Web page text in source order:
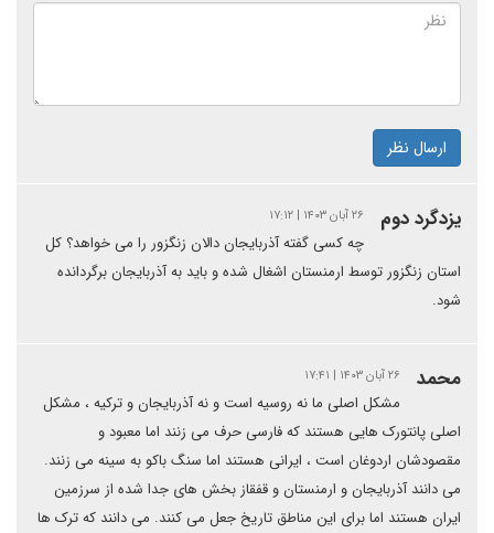
ارسال نظر
یزدگرد دوم ۲۶ آبان ۱۴۰۳ | ۱۷:۱۲
چه کسی گفته آذربایجان دالان زنگزور را می خواهد؟ کل
استان زنگزور توسط ارمنستان اشغال شده و باید به آذربایجان برگردانده
شود.
محمد ۲۶ آبان ۱۴۰۳ | ۱۷:۴۱
مشکل اصلی ما نه روسیه است و نه آذربایجان و ترکیه ، مشکل
اصلی پانتورک هایی هستند که فارسی حرف می زنند اما معبود و
مقصودشان اردوغان است ، ایرانی هستند اما سنگ باکو به سینه می زنند.
می دانند آذربایجان و ارمنستان و قفقاز بخش های جدا شده از سرزمین
ایران هستند اما برای این مناطق تاریخ جعل می کنند. می دانند که ترک ها